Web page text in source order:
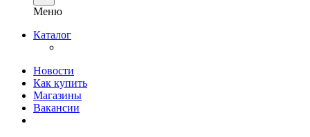
Меню
Каталог
Новости
Как купить
Магазины
Вакансии